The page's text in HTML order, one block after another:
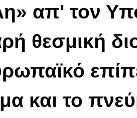
απ' τον
θεσμική
και το